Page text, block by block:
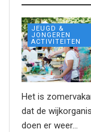
JEUGD &
JONGEREN
ACTIVITEITEN
Het is
dat de
doen er weer...